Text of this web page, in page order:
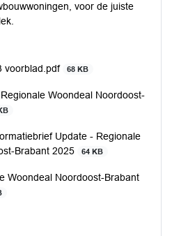
voor de juiste
voorblad.pdf
68 KB
Woondeal Noordoost-
Update - Regionale
Brabant 2025
64 KB
Woondeal Noordoost-Brabant